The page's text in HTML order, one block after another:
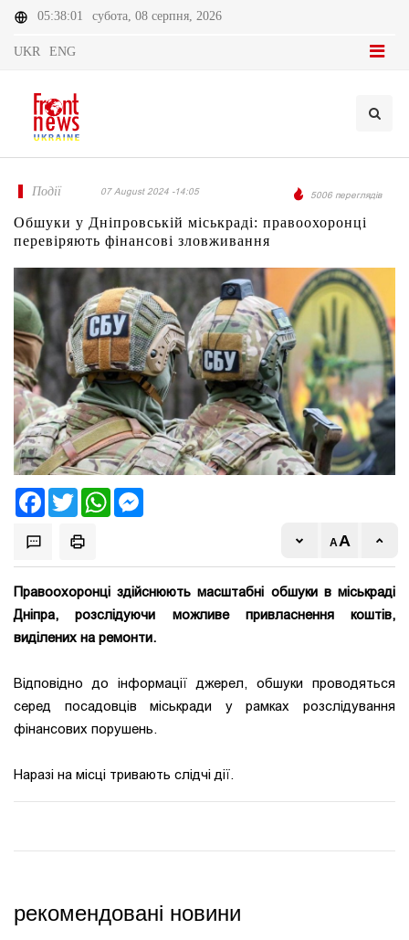
05:38:01 субота, 08 серпня, 2026
UKR ENG
Події 07 August 2024 -14:05 5006 переглядів
Обшуки у Дніпровській міськраді: правоохоронці
перевіряють фінансові зловживання
FacebookTwitter WhatsApp
Правоохоронці здійснюють масштабні обшуки в міськраді
Дніпра, розслідуючи можливе привласнення коштів,
виділених на ремонти.
Відповідно до інформації джерел, обшуки проводяться
серед посадовців міськради у рамках розслідування
фінансових порушень.
Наразі на місці тривають слідчі дії.
рекомендовані новини